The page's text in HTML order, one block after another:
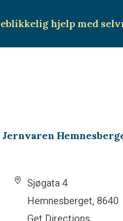
hjelp med
Jernvaren
A
Sjøgata 4
Hemnesberget, 8640
Get Directions